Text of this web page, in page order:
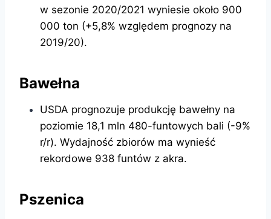
w sezonie 2020/2021 wyniesie około 900
000 ton (+5,8% względem prognozy na
2019/20).
Bawełna
USDA prognozuje produkcję bawełny na
poziomie 18,1 mln 480-funtowych bali (-9%
r/r). Wydajność zbiorów ma wynieść
rekordowe 938 funtów z akra.
Pszenica